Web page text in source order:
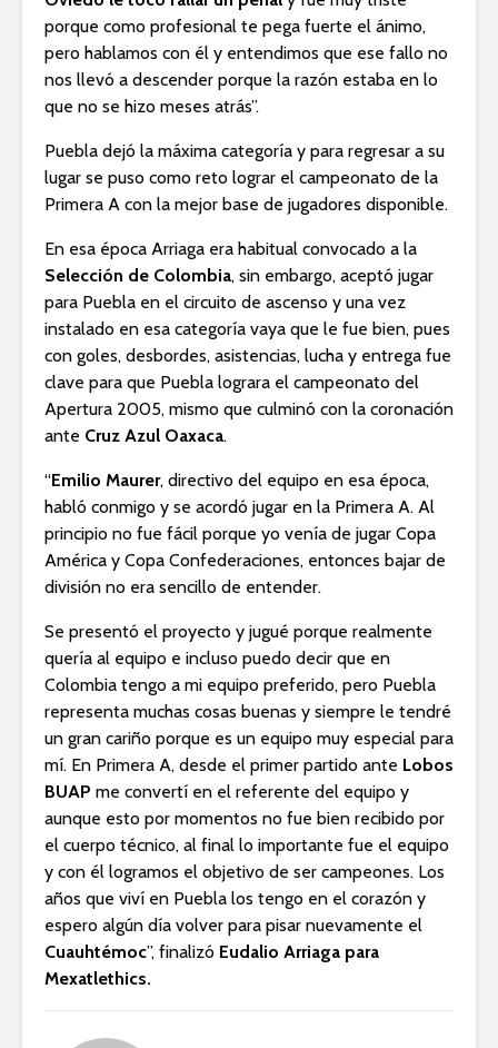
porque como profesional te pega fuerte el ánimo,
pero hablamos con él y entendimos que ese fallo no
nos llevó a descender porque la razón estaba en lo
que no se hizo meses atrás”.
Puebla dejó la máxima categoría y para regresar a su
lugar se puso como reto lograr el campeonato de la
Primera A con la mejor base de jugadores disponible.
En esa época Arriaga era habitual convocado a la
Selección de Colombia, sin embargo, aceptó jugar
para Puebla en el circuito de ascenso y una vez
instalado en esa categoría vaya que le fue bien, pues
con goles, desbordes, asistencias, lucha y entrega fue
clave para que Puebla lograra el campeonato del
Apertura 2005, mismo que culminó con la coronación
ante Cruz Azul Oaxaca.
“Emilio Maurer, directivo del equipo en esa época,
habló conmigo y se acordó jugar en la Primera A. Al
principio no fue fácil porque yo venía de jugar Copa
América y Copa Confederaciones, entonces bajar de
división no era sencillo de entender.
Se presentó el proyecto y jugué porque realmente
quería al equipo e incluso puedo decir que en
Colombia tengo a mi equipo preferido, pero Puebla
representa muchas cosas buenas y siempre le tendré
un gran cariño porque es un equipo muy especial para
mí. En Primera A, desde el primer partido ante Lobos
BUAP me convertí en el referente del equipo y
aunque esto por momentos no fue bien recibido por
el cuerpo técnico, al final lo importante fue el equipo
y con él logramos el objetivo de ser campeones. Los
años que viví en Puebla los tengo en el corazón y
espero algún día volver para pisar nuevamente el
Cuauhtémoc”, finalizó Eudalio Arriaga para
Mexatlethics.